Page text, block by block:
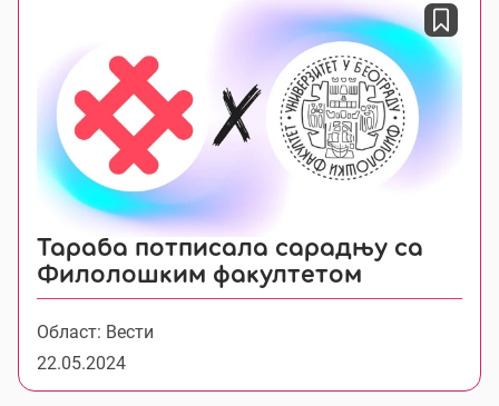
Тараба потписала сарадњу са
Филолошким факултетом
Област: Вести
22.05.2024